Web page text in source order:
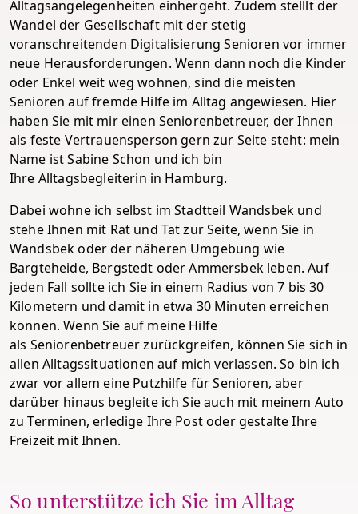
Alltagsangelegenheiten einhergeht. Zudem stelllt der
Wandel der Gesellschaft mit der stetig
voranschreitenden Digitalisierung Senioren vor immer
neue Herausforderungen. Wenn dann noch die Kinder
oder Enkel weit weg wohnen, sind die meisten
Senioren auf fremde Hilfe im Alltag angewiesen. Hier
haben Sie mit mir einen Seniorenbetreuer, der Ihnen
als feste Vertrauensperson gern zur Seite steht: mein
Name ist Sabine Schon und ich bin
Ihre Alltagsbegleiterin in Hamburg.
Dabei wohne ich selbst im Stadtteil Wandsbek und
stehe Ihnen mit Rat und Tat zur Seite, wenn Sie in
Wandsbek oder der näheren Umgebung wie
Bargteheide, Bergstedt oder Ammersbek leben. Auf
jeden Fall sollte ich Sie in einem Radius von 7 bis 30
Kilometern und damit in etwa 30 Minuten erreichen
können. Wenn Sie auf meine Hilfe
als Seniorenbetreuer zurückgreifen, können Sie sich in
allen Alltagssituationen auf mich verlassen. So bin ich
zwar vor allem eine Putzhilfe für Senioren, aber
darüber hinaus begleite ich Sie auch mit meinem Auto
zu Terminen, erledige Ihre Post oder gestalte Ihre
Freizeit mit Ihnen.
So unterstütze ich Sie im Alltag